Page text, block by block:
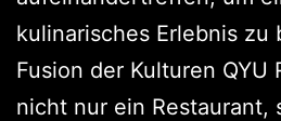
kulinarisches Erlebnis zu
Fusion der Kulturen QYU
nicht nur ein Restaurant,